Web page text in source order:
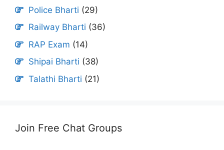
Police Bharti (29)
Railway Bharti (36)
RAP Exam (14)
Shipai Bharti (38)
Talathi Bharti (21)
Join Free Chat Groups